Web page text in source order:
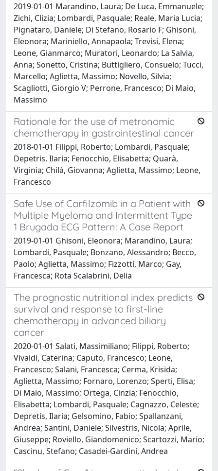
2019-01-01 Marandino, Laura; De Luca, Emmanuele;
Zichi, Clizia; Lombardi, Pasquale; Reale, Maria Lucia;
Pignataro, Daniele; Di Stefano, Rosario F; Ghisoni,
Eleonora; Mariniello, Annapaola; Trevisi, Elena;
Leone, Gianmarco; Muratori, Leonardo; La Salvia,
Anna; Sonetto, Cristina; Buttigliero, Consuelo; Tucci,
Marcello; Aglietta, Massimo; Novello, Silvia;
Scagliotti, Giorgio V; Perrone, Francesco; Di Maio,
Massimo
Rationale for the use of metronomic
chemotherapy in gastrointestinal cancer
2018-01-01 Filippi, Roberto; Lombardi, Pasquale;
Depetris, Ilaria; Fenocchio, Elisabetta; Quarà,
Virginia; Chilà, Giovanna; Aglietta, Massimo; Leone,
Francesco
Safe Use of Carfilzomib in a Patient with
Multiple Myeloma and Intermittent Type
1 Brugada ECG Pattern: A Case Report
2019-01-01 Ghisoni, Eleonora; Marandino, Laura;
Lombardi, Pasquale; Bonzano, Alessandro; Becco,
Paolo; Aglietta, Massimo; Fizzotti, Marco; Gay,
Francesca; Rota Scalabrini, Delia
The prognostic nutritional index predicts
survival and response to first-line
chemotherapy in advanced biliary
cancer
2020-01-01 Salati, Massimiliano; Filippi, Roberto;
Vivaldi, Caterina; Caputo, Francesco; Leone,
Francesco; Salani, Francesca; Cerma, Krisida;
Aglietta, Massimo; Fornaro, Lorenzo; Sperti, Elisa;
Di Maio, Massimo; Ortega, Cinzia; Fenocchio,
Elisabetta; Lombardi, Pasquale; Cagnazzo, Celeste;
Depretis, Ilaria; Gelsomino, Fabio; Spallanzani,
Andrea; Santini, Daniele; Silvestris, Nicola; Aprile,
Giuseppe; Roviello, Giandomenico; Scartozzi, Mario;
Cascinu, Stefano; Casadei-Gardini, Andrea